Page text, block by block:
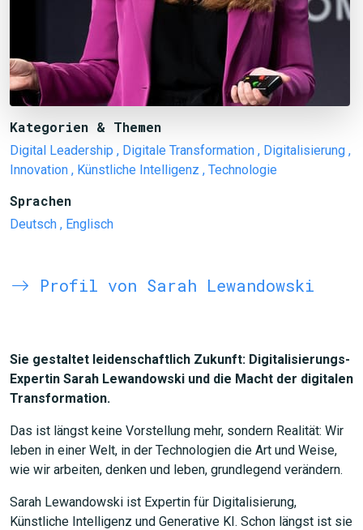
Kategorien & Themen
Digital Leadership , Digitale Transformation , Digitalisierung ,
Innovation , Künstliche Intelligenz , Technologie
Sprachen
Deutsch , Englisch
Profil von Sarah Lewandowski
Sie gestaltet leidenschaftlich Zukunft: Digitalisierungs-
Expertin Sarah Lewandowski und die Macht der digitalen
Transformation.
Das ist längst keine Vorstellung mehr, sondern Realität: Wir
leben in einer Welt, in der Technologien die Art und Weise,
wie wir arbeiten, denken und leben, grundlegend verändern.
Sarah Lewandowski ist Expertin für Digitalisierung,
Künstliche Intelligenz und Generative KI. Schon längst ist sie